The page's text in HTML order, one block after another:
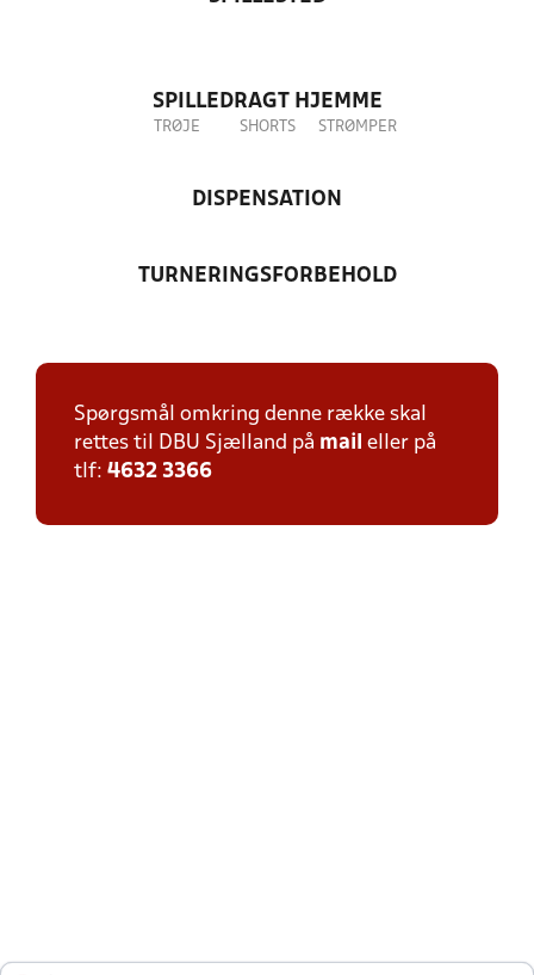
SPILLEDRAGT HJEMME
TRØJE SHORTS STRØMPER
DISPENSATION
TURNERINGSFORBEHOLD
Spørgsmål omkring denne række skal
rettes til DBU Sjælland på mail eller på
tlf: 4632 3366